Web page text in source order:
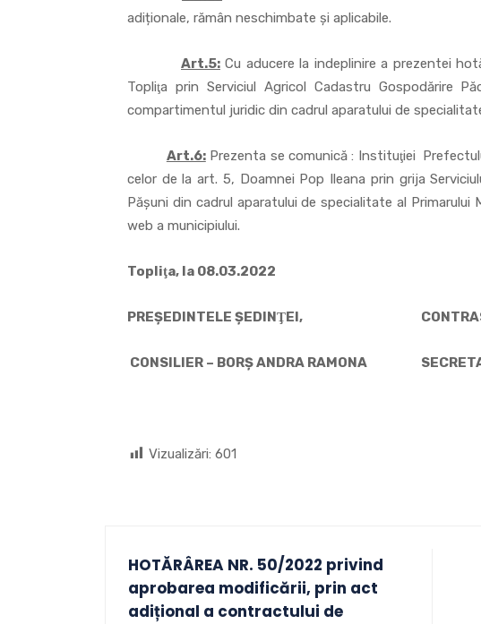
adiționale, rămân neschimbate și aplicabile.
Art.5: Cu aducere la indeplinire a prezentei
Topliţa prin Serviciul Agricol Cadastru Gospodărire
compartimentul juridic din cadrul aparatului de
Art.6:Prezenta se comunică : Instituţiei
celor de la art. 5, Doamnei Pop Ileana prin grija
Pășuni din cadrul aparatului de specialitate al Primarului
web a municipiului.
Topliţa, la 08.03.2022
PREŞEDINTELE ŞEDINŢEI,
CONSILIER – BORȘ ANDRA RAMONA S
Vizualizări: 601
HOTĂRÂREA NR. 50/2022 privind
aprobarea modificării, prin act
adițional a contractului de